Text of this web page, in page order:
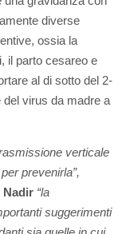
diverse
ossia la
il parto cesareo e
al di sotto del 2-
virus da madre a
verticale
prevenirla”,
Nadir “la
suggerimenti